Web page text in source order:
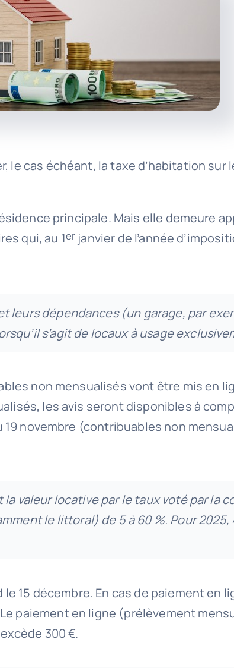
le cas échéant, la taxe d’habitation
principale. Mais elle demeure
qui, au 1er janvier de l’année
leurs dépendances (un garage, par
s’agit de locaux à usage
non mensualisés vont être mis en
les avis seront disponibles à
novembre (contribuables non
valeur locative par le taux voté par la
le littoral) de 5 à 60 %. Pour
15 décembre. En cas de paiement en
paiement en ligne (prélèvement
300 €.